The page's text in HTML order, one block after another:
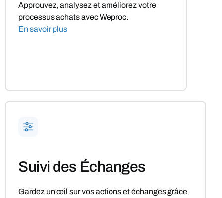
Approuvez, analysez et améliorez votre
processus achats avec Weproc.
En savoir plus
Suivi des Échanges
Gardez un œil sur vos actions et échanges grâce